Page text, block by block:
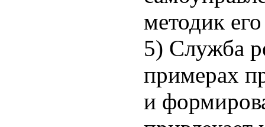
методик
5) Служба
примерах
и